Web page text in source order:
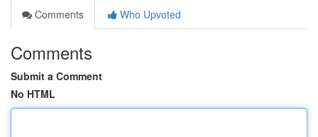
Comments
Who Upvoted
Comments
Submit a Comment
No HTML